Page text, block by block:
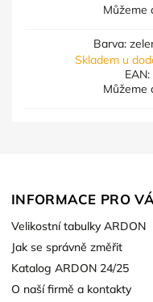
Můžeme
Barva:
Skladem u
EAN:
Můžeme
INFORMACE PRO
Velikostní tabulky ARDON
Jak se správně změřit
Katalog ARDON 24/25
O naší firmě a kontakty